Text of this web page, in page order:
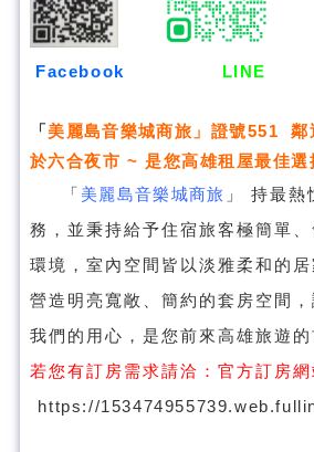
Facebook LINE
「美麗島音樂城商旅 」證號551 鄰
於六合夜市 ~ 是您高雄租屋最佳選
「 美麗島音樂城商旅 」 持最熱
務，並秉持給予住宿旅客極簡單
環境，室內空間皆以淡雅柔和的居
營造明亮寬敞、簡約的套房空間，
我們的用心，是您前來高雄旅遊的
若您有訂房需求請洽： 官方訂房網
https://